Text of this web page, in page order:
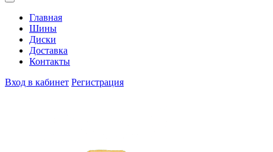
Главная
Шины
Диски
Доставка
Контакты
Вход в кабинет Регистрация